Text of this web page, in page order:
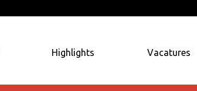
Highlights Vacatures